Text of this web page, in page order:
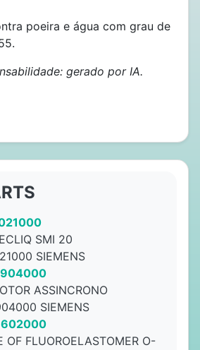
poeira e água com grau de
gerado por IA.
SMI 20
SIEMENS
ASSINCRONO
SIEMENS
OF FLUOROELASTOMER O-